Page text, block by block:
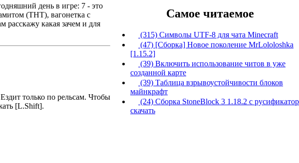
день в игре: 7 - это
(THT), вагонетка с
расскажу какая зачем и для
только по рельсам. Чтобы
[L.Shift].
Самое читаемое
(315) Символы UTF-8 для чата Minecraft
(47) [Сборка] Новое поколение MrLololoshka
[1.15.2]
(39) Включить использование читов в уже
созданной карте
(39) Таблица взрывоустойчивости блоков
майнкрафт
(24) Сборка StoneBlock 3 1.18.2 с
скачать